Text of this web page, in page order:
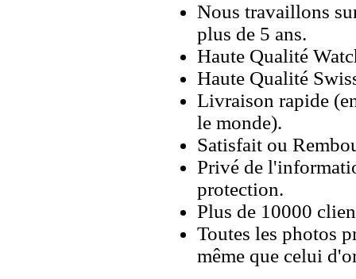
Nous travaillons
plus de 5 ans.
Haute Qualité
Haute Qualité
Livraison rapide
le monde).
Satisfait ou
Privé de
protection.
Plus de 10000
Toutes les photos
même que celui